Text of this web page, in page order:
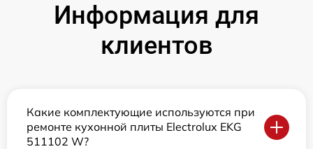
Информация для
клиентов
Какие комплектующие используются при
ремонте кухонной плиты Electrolux EKG
511102 W?